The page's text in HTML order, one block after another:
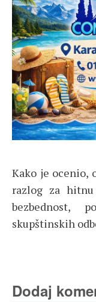
Kako je ocenio,
razlog za hitnu
bezbednost,
skupštinskih
Dodaj